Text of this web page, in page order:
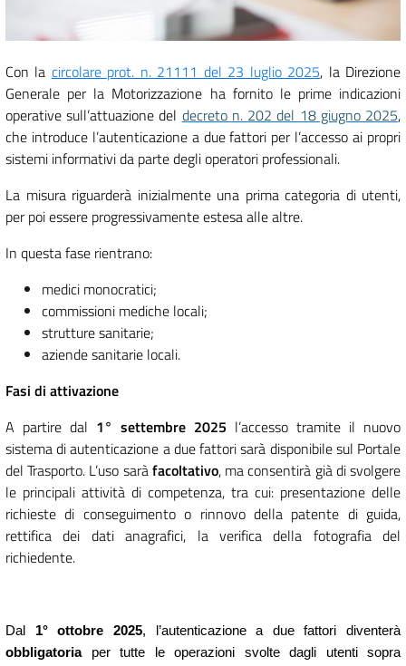
Con la circolare prot. n. 21111 del 23 luglio 2025, la Direzione
Generale per la Motorizzazione ha fornito le prime indicazioni
operative sull’attuazione del decreto n. 202 del 18 giugno 2025,
che introduce l’autenticazione a due fattori per l’accesso ai propri
sistemi informativi da parte degli operatori professionali.
La misura riguarderà inizialmente una prima categoria di utenti,
per poi essere progressivamente estesa alle altre.
In questa fase rientrano:
medici monocratici;
commissioni mediche locali;
strutture sanitarie;
aziende sanitarie locali.
Fasi di attivazione
A partire dal 1° settembre 2025 l’accesso tramite il nuovo
sistema di autenticazione a due fattori sarà disponibile sul Portale
del Trasporto. L’uso saràfacoltativo, ma consentirà già di svolgere
le principali attività di competenza, tra cui: presentazione delle
richieste di conseguimento o rinnovo della patente di guida,
rettifica dei dati anagrafici, la verifica della fotografia del
richiedente.
Dal 1° ottobre 2025, l’autenticazione a due fattori diventerà
obbligatoriaper tutte le operazioni svolte dagli utenti sopra